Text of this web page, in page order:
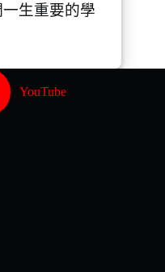
生重要的學
YouTube